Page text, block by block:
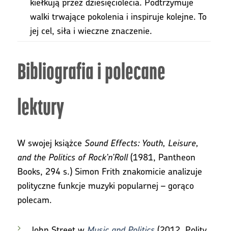
walki trwające pokolenia i inspiruje kolejne. To
jej cel, siła i wieczne znaczenie.
Bibliografia i polecane
lektury
W swojej książceSound Effects: Youth, Leisure,
and the Politics of Rock’n’Roll(1981, Pantheon
Books, 294 s.) Simon Frith znakomicie analizuje
polityczne funkcje muzyki popularnej – gorąco
polecam.